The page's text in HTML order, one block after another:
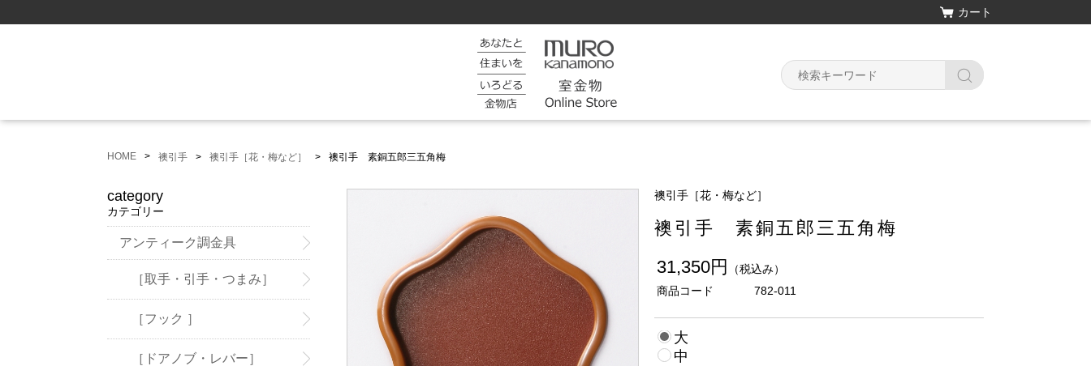
カート
HOME 襖引手 襖引手［花・梅など］ 襖引手 素銅五郎三五角梅
襖引手［花・梅など］
襖引手 素銅五郎三五角梅
31,350円
（税込み）
商品コード
782-011
大
中
category
カテゴリー
アンティーク調金具
［取手・引手・つまみ］
［フック ］
［ドアノブ・レバー］